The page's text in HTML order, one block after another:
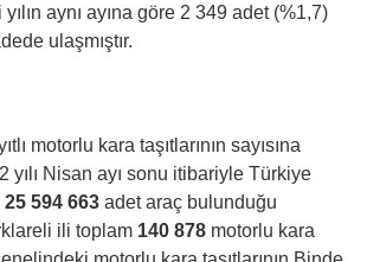
aynı ayına göre 2 349 adet (%1,7)
ulaşmıştır.
motorlu kara taşıtlarının sayısına
yılı Nisan ayı sonu itibariyle Türkiye
25 594 663 adet araç bulunduğu
ili toplam 140 878 motorlu kara